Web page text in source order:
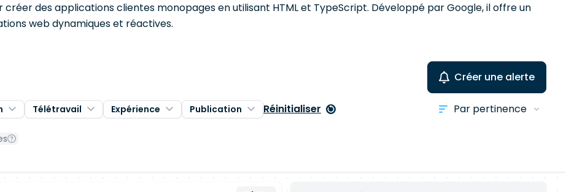
des applications clientes monopages en utilisant HTML et TypeScript. Développé par Google, il offre un
web dynamiques et réactives.
Créer une alerte
Télétravail Expérience Publication Réinitialiser